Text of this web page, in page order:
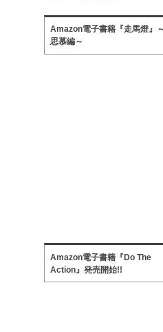
Amazon電子書籍『走馬燈』～
思慕編～
Amazon電子書籍『Do The
Action』発売開始!!